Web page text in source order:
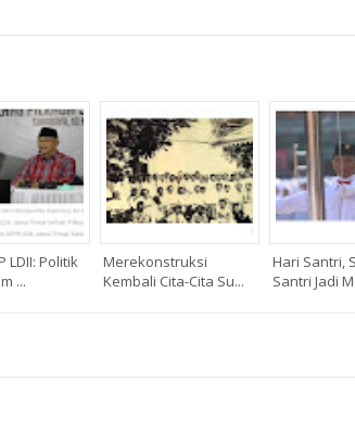
LDII: Politik
...
Merekonstruksi
Kembali Cita-Cita Su...
Hari Santri,
Santri Jadi